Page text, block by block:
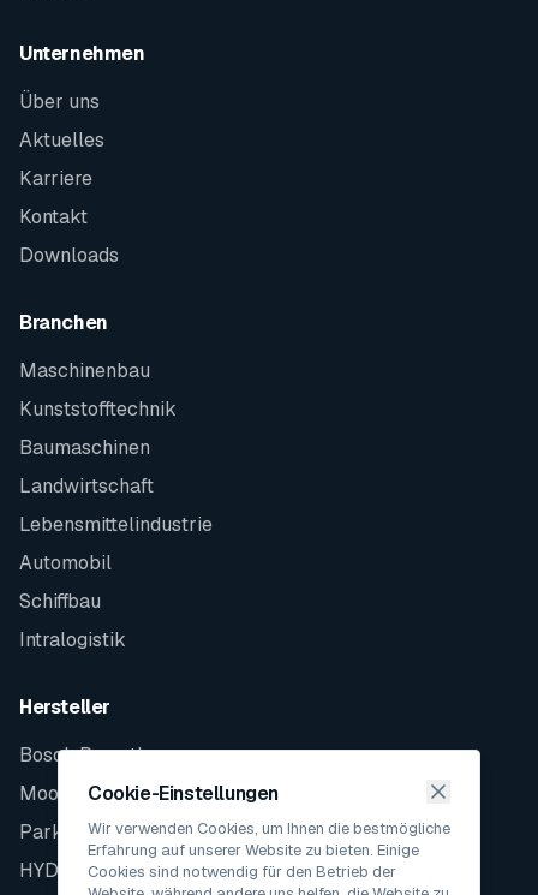
Unternehmen
Über uns
Aktuelles
Karriere
Kontakt
Downloads
Branchen
Maschinenbau
Kunststofftechnik
Baumaschinen
Landwirtschaft
Lebensmittelindustrie
Automobil
Schiffbau
Intralogistik
Hersteller
Bosch Rexroth
Moog
Parker
HYDAC
Cookie-Einstellungen
Wir verwenden Cookies, um Ihnen die bestmögliche
Erfahrung auf unserer Website zu bieten. Einige
Cookies sind notwendig für den Betrieb der